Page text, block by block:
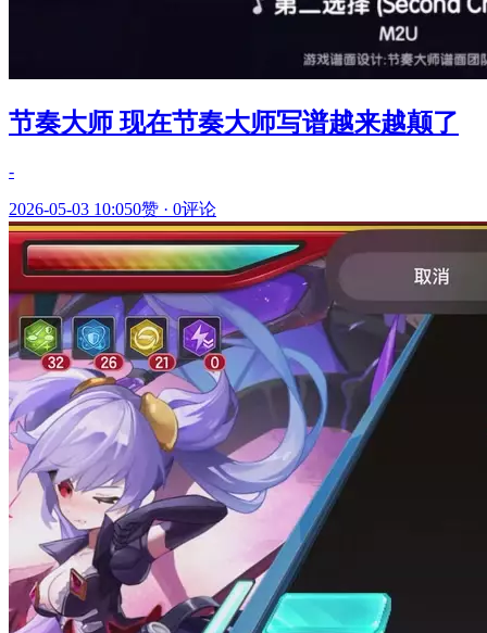
节奏大师 现在节奏大师写谱越来越颠了
-
2026-05-03 10:050赞 · 0评论